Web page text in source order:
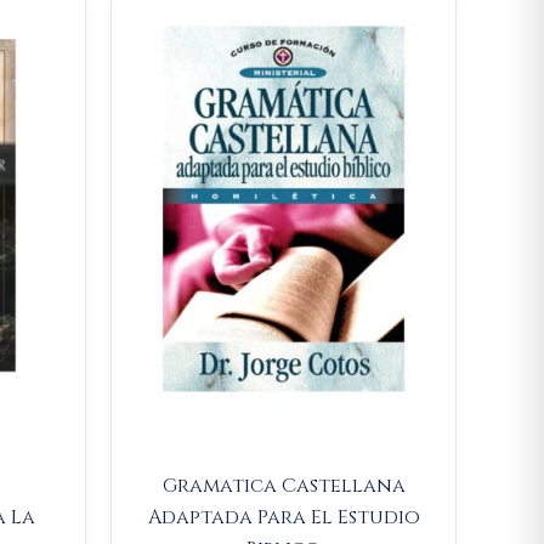
La
Gramatica Castellana
Adaptada Para El Estudio